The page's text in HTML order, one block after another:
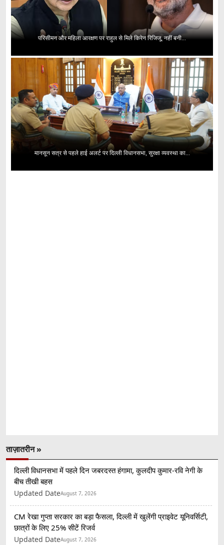
परिसीमन और महिला आरक्षण पर राहुल से मिले किरेन रिजिजू, नहीं बनी...
मानसून सत्र से पहले हाई अलर्ट पर दिल्ली विधानसभा, सुरक्षा व्यवस्था का...
ताज़ातरीन »
दिल्ली विधानसभा में पहले दिन जबरदस्त हंगामा, कुलदीप कुमार-रवि नेगी के
बीच तीखी बहस
Updated DateAugust 7, 2026
CM रेखा गुप्ता सरकार का बड़ा फैसला, दिल्ली में खुलेंगी प्राइवेट यूनिवर्सिटी,
छात्रों के लिए 25% सीटें रिजर्व
Updated DateAugust 7, 2026